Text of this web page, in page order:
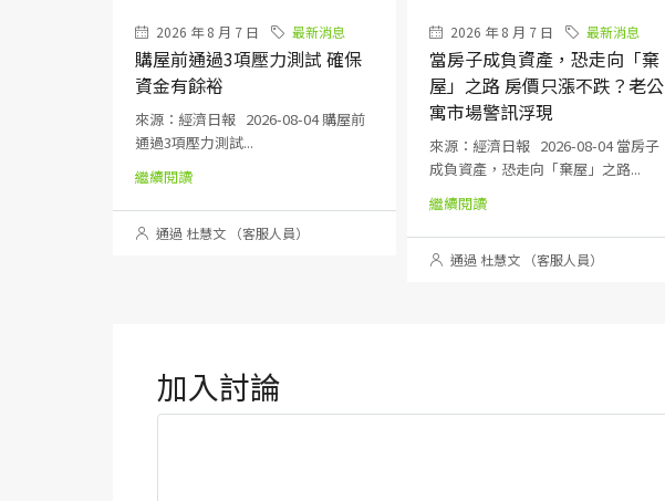
2026 年 8 月 7 日 最新消息
購屋前通過3項壓力測試 確保
資金有餘裕
來源：經濟日報 2026-08-04 購屋前
通過3項壓力測試...
繼續閱讀
通過 杜慧文 （客服人員）
2026 年 8 月 7 日 最新消息
當房子成負資產，恐走向「棄
屋」之路 房價只漲不跌？老公
寓市場警訊浮現
來源：經濟日報 2026-08-04 當房子
成負資產，恐走向「棄屋」之路...
繼續閱讀
通過 杜慧文 （客服人員）
加入討論